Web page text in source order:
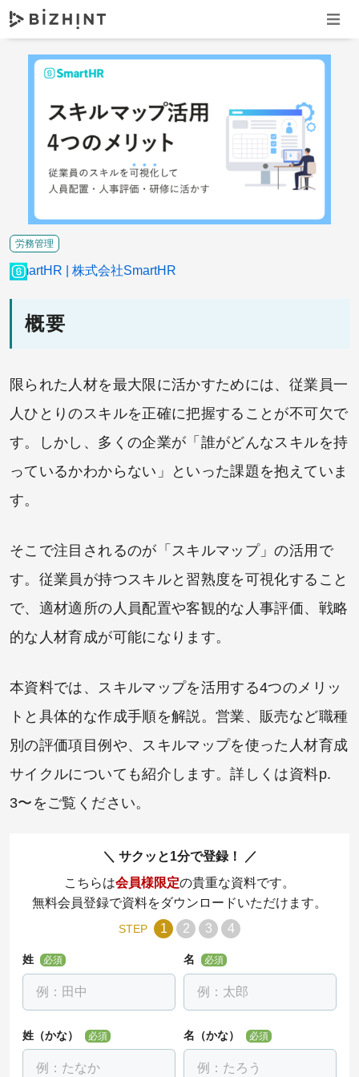
ナビ
概要
限られた人材を最大限に活かすためには、従業員一
人ひとりのスキルを正確に把握することが不可欠で
す。しかし、多くの企業が「誰がどんなスキルを持
っているかわからない」といった課題を抱えていま
す。
そこで注目されるのが「スキルマップ」の活用で
す。従業員が持つスキルと習熟度を可視化すること
で、適材適所の人員配置や客観的な人事評価、戦略
的な人材育成が可能になります。
本資料では、スキルマップを活用する4つのメリッ
トと具体的な作成手順を解説。営業、販売など職種
別の評価項目例や、スキルマップを使った人材育成
サイクルについても紹介します。詳しくは資料p.
3〜をご覧ください。
労務管理
SmartHR 株式会社SmartHR
サクッと1分で登録！
こちらは会員様限定の貴重な資料です。
無料会員登録で資料をダウンロードいただけます。
STEP 1 2 3 4
姓 必須 名 必須
姓（かな） 必須 名（かな） 必須